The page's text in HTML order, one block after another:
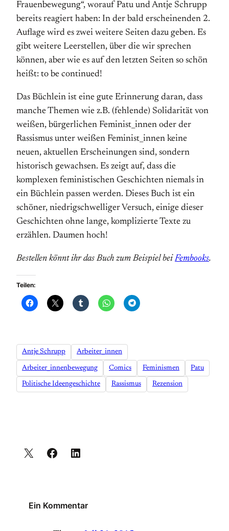
Frauenbewegung“, worauf Patu und Antje Schrupp
bereits reagiert haben: In der bald erscheinenden 2.
Auflage wird es zwei weitere Seiten dazu geben. Es
gibt weitere Leerstellen, über die wir sprechen
können, aber wie es auf den letzten Seiten so schön
heißt: to be continued!
Das Büchlein ist eine gute Erinnerung daran, dass
manche Themen wie z.B. (fehlende) Solidarität von
weißen, bürgerlichen Feminist_innen oder der
Rassismus unter weißen Feminist_innen keine
neuen, aktuellen Erscheinungen sind, sondern
historisch gewachsen. Es zeigt auf, dass die
komplexen feministischen Geschichten niemals in
ein Büchlein passen werden. Dieses Buch ist ein
schöner, niedrigschwelliger Versuch, einige dieser
Geschichten ohne lange, komplizierte Texte zu
erzählen. Daumen hoch!
Bestellen könnt ihr das Buch zum Beispiel beiFembooks.
Teilen:
Antje Schrupp Arbeiter_innen
Arbeiter_innenbewegung Comics Feminismen Patu
Politische Ideengeschichte Rassismus Rezension
Ein Kommentar